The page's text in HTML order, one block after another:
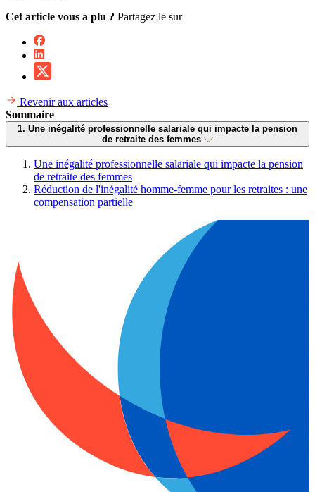
Cet article vous a plu ? Partagez le sur
Revenir aux articles
Sommaire
1. Une inégalité professionnelle salariale qui impacte la pension
de retraite des femmes
Une inégalité professionnelle salariale qui impacte la pension
de retraite des femmes
Réduction de l'inégalité homme-femme pour les retraites : une
compensation partielle